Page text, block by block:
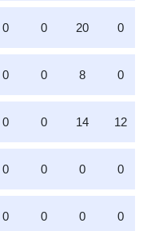
0 0 20 0
0 0 8 0
0 0 14 12
0 0 0 0
0 0 0 0